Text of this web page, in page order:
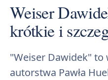
Weiser
krótkie i
"Weiser Dawidek" to
autorstwa Pawła